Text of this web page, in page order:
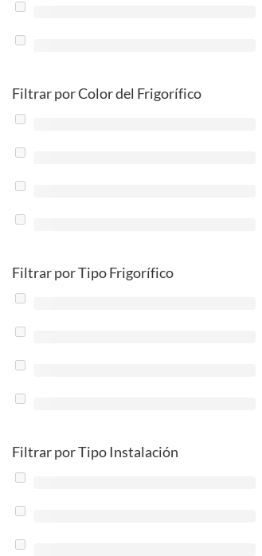
Filtrar por Color del Frigorífico
Filtrar por Tipo Frigorífico
Filtrar por Tipo Instalación